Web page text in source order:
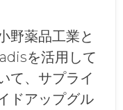
野薬品工業と
を活用して
て、サプライ
ドアップグル